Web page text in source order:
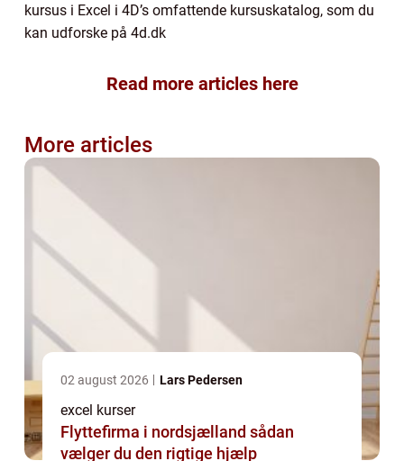
kursus i Excel i 4D’s omfattende kursuskatalog, som du
kan udforske på 4d.dk
Read more articles here
More articles
02 august 2026 Lars Pedersen
excel kurser
Flyttefirma i nordsjælland sådan
vælger du den rigtige hjælp